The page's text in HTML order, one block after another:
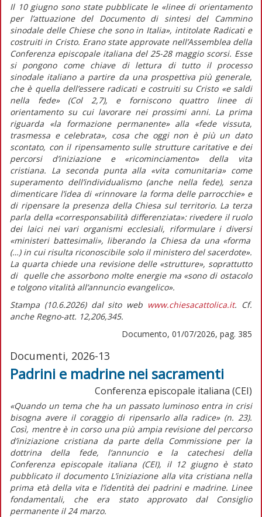
Il 10 giugno sono state pubblicate le «linee di orientamento
per l’attuazione del Documento di sintesi del Cammino
sinodale delle Chiese che sono in Italia», intitolateRadicati e
costruiti in Cristo. Erano state approvate nell’Assemblea della
Conferenza episcopale italiana del 25-28 maggio scorsi. Esse
si pongono come chiave di lettura di tutto il processo
sinodale italiano a partire da una prospettiva più generale,
che è quella dell’essere radicati e costruiti su Cristo «e saldi
nella fede» (Col 2,7), e forniscono quattro linee di
orientamento su cui lavorare nei prossimi anni. La prima
riguarda «la formazione permanente» alla «fede vissuta,
trasmessa e celebrata», cosa che oggi non è più un dato
scontato, con il ripensamento sulle strutture caritative e dei
percorsi d’iniziazione e «ricominciamento» della vita
cristiana. La seconda punta alla «vita comunitaria» come
superamento dell’individualismo (anche nella fede), senza
dimenticare l’idea di«rinnovare la forma delle parrocchie» e
di ripensare la presenza della Chiesa sul territorio. La terza
parla della«corresponsabilità differenziata»: rivedere il ruolo
dei laici nei vari organismi ecclesiali, riformulare i diversi
«ministeri battesimali», liberando la Chiesa da una«forma
(…) in cui risulta riconoscibile solo il ministero del sacerdote».
La quarta chiede una revisione delle «strutture», soprattutto
di quelle che assorbono molte energie ma«sono di ostacolo
e tolgono vitalità all’annuncio evangelico».
Stampa (10.6.2026) dal sito web www.chiesacattolica.it. Cf.
anche Regno-att. 12,206,345.
Documento, 01/07/2026, pag. 385
Documenti, 2026-13
Padrini e madrine nei sacramenti
Conferenza episcopale italiana (CEI)
«Quando un tema che ha un passato luminoso entra in crisi
bisogna avere il coraggio di ripensarlo alla radice» (n. 23).
Così, mentre è in corso una più ampia revisione del percorso
d’iniziazione cristiana da parte della Commissione per la
dottrina della fede, l’annuncio e la catechesi della
Conferenza episcopale italiana (CEI), il 12 giugno è stato
pubblicato il documento L’iniziazione alla vita cristiana nella
prima età della vita e l’identità dei padrini e madrine. Linee
fondamentali, che era stato approvato dal Consiglio
permanente il 24 marzo.